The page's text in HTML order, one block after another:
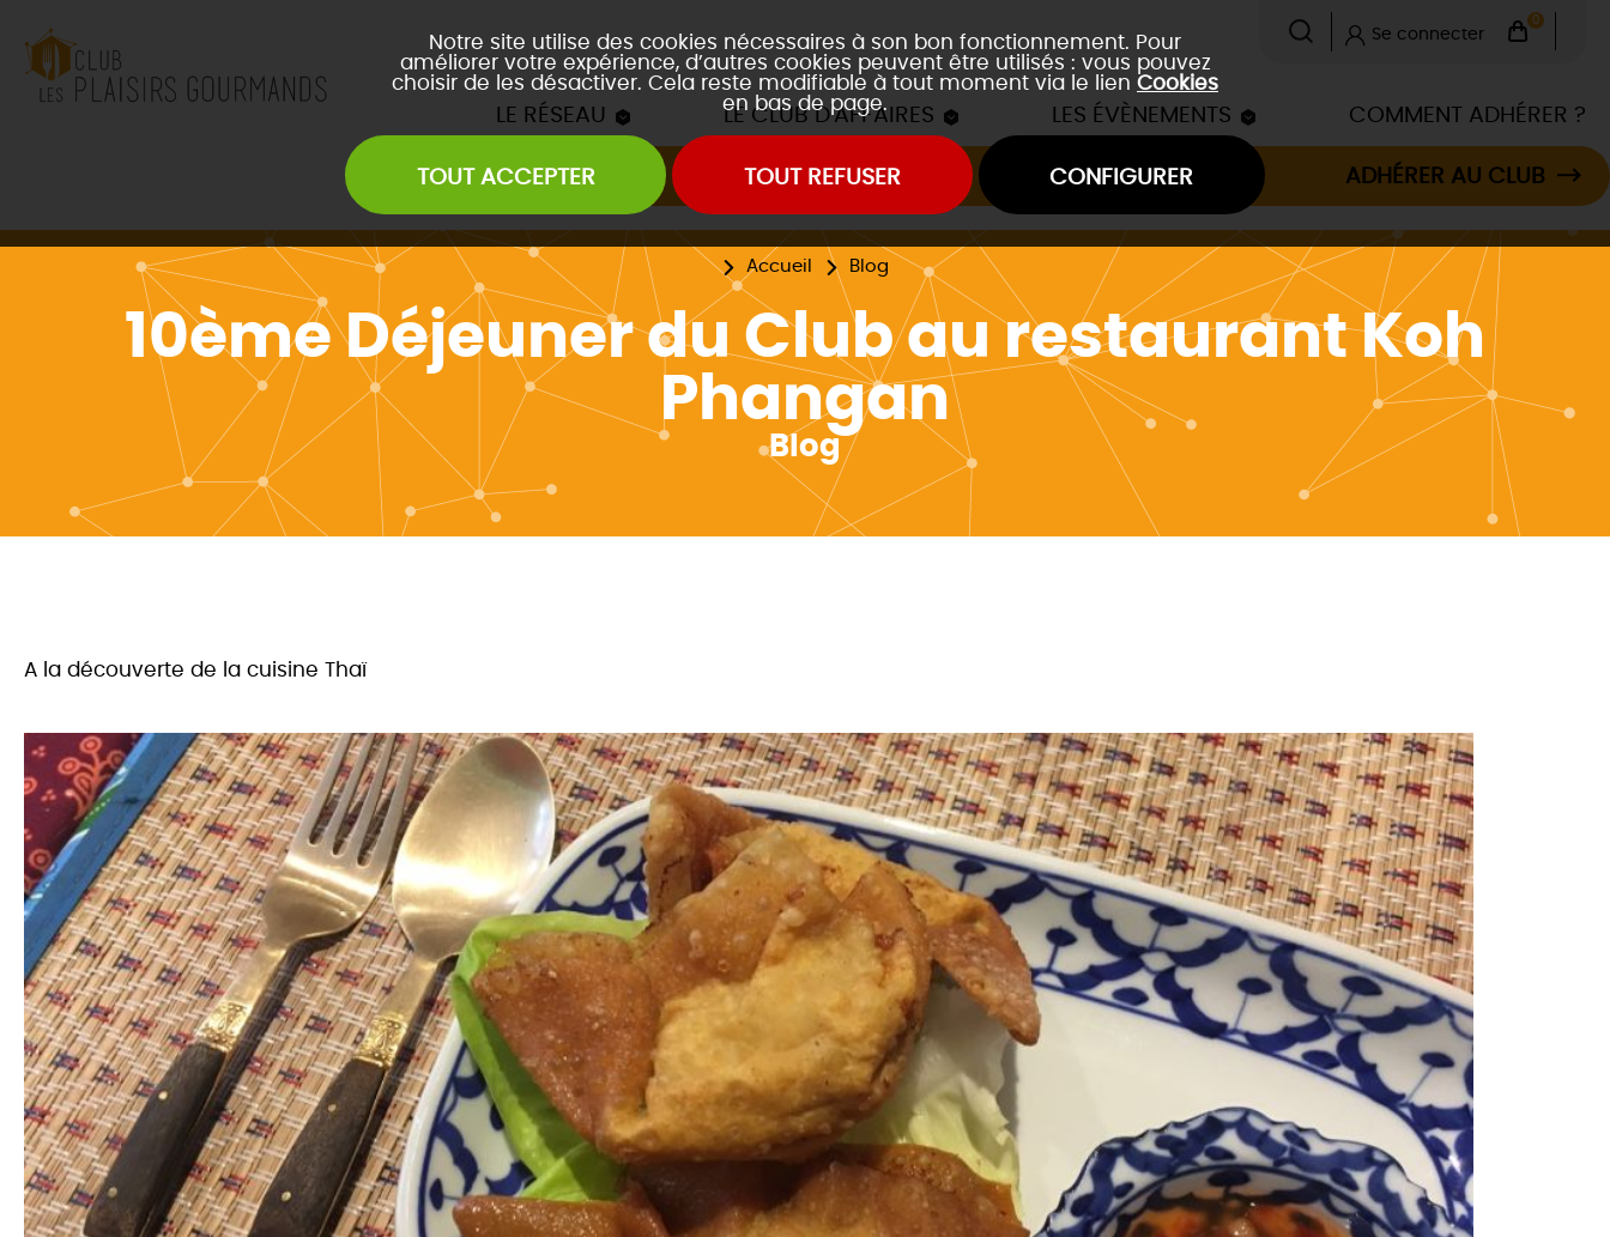
Notre site utilise des cookies nécessaires à son bon fonctionnement. Pour
améliorer votre expérience, d’autres cookies peuvent être utilisés : vous pouvez
choisir de les désactiver. Cela reste modifiable à tout moment via le lien Cookies
en bas de page.
TOUT ACCEPTER TOUT REFUSER CONFIGURER
0
Se connecter
LE RÉSEAU LE CLUB D'AFFAIRES LES ÉVÈNEMENTS
Les Afterwork du Club
Évènements Inter Club
Les mâchons du Club
Les event's "À la découverte de..."
COMMENT ADHÉRER ?
ADHÉRER AU CLUB
Accueil Blog
10ème Déjeuner du Club au restaurant Koh
Phangan
Blog
A la découverte de la cuisine Thaï